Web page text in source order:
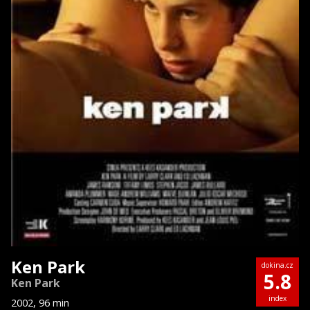
Ken Park
Ken Park
2002, 96 min
dokina.cz
5.8
index